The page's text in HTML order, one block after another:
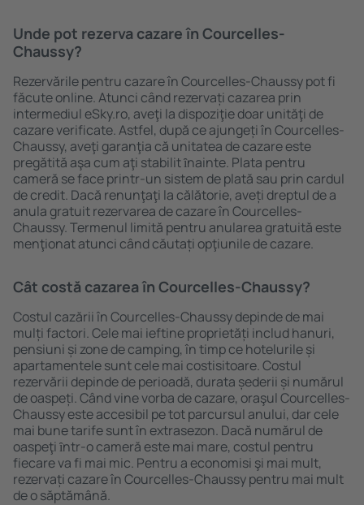
Unde pot rezerva cazare în Courcelles-
Chaussy?
Rezervările pentru cazare în Courcelles-Chaussy pot fi
făcute online. Atunci când rezervați cazarea prin
intermediul eSky.ro, aveţi la dispoziţie doar unităţi de
cazare verificate. Astfel, după ce ajungeți în Courcelles-
Chaussy, aveţi garanţia că unitatea de cazare este
pregătită aşa cum aţi stabilit ȋnainte. Plata pentru
cameră se face printr-un sistem de plată sau prin cardul
de credit. Dacă renunţaţi la călătorie, aveți dreptul de a
anula gratuit rezervarea de cazare în Courcelles-
Chaussy. Termenul limită pentru anularea gratuită este
menţionat atunci când căutați opţiunile de cazare.
Cât costă cazarea în Courcelles-Chaussy?
Costul cazării în Courcelles-Chaussy depinde de mai
mulți factori. Cele mai ieftine proprietăți includ hanuri,
pensiuni și zone de camping, în timp ce hotelurile și
apartamentele sunt cele mai costisitoare. Costul
rezervării depinde de perioadă, durata șederii și numărul
de oaspeți. Când vine vorba de cazare, oraşul Courcelles-
Chaussy este accesibil pe tot parcursul anului, dar cele
mai bune tarife sunt în extrasezon. Dacă numărul de
oaspeţi ȋntr-o cameră este mai mare, costul pentru
fiecare va fi mai mic. Pentru a economisi şi mai mult,
rezervați cazare în Courcelles-Chaussy pentru mai mult
de o săptămână.